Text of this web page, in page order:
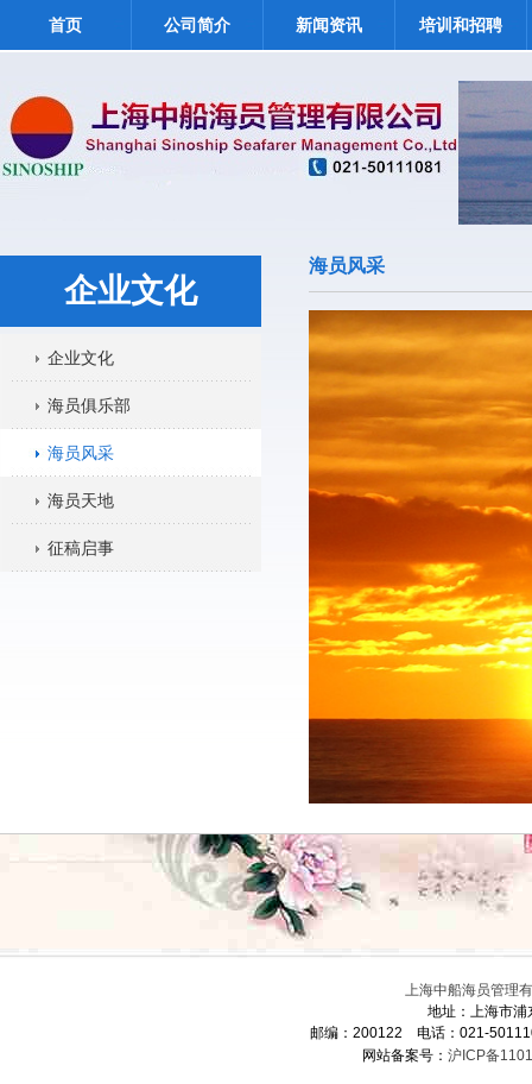
首页 公司简介 新闻资讯 培训和招聘
企业文化
企业文化
海员俱乐部
海员风采
海员天地
征稿启事
海员风采
上海中船海员管理
地址：上海市
邮编：200122 电话：021-
网站备案号： 沪ICP备